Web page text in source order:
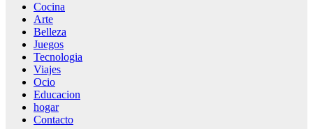
Cocina
Arte
Belleza
Juegos
Tecnologia
Viajes
Ocio
Educacion
hogar
Contacto